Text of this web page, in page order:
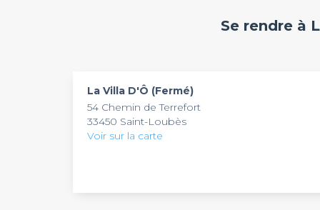
personnes pour singulariser vos
confortables avec Wi-Fi gratuit sauront
est une demeure un magnifique
temps d’un séminaire, d’une journée d’étude
Se rendre à
La Villa D'Ô (Fermé)
54 Chemin de Terrefort
33450 Saint-Loubès
Voir sur la carte